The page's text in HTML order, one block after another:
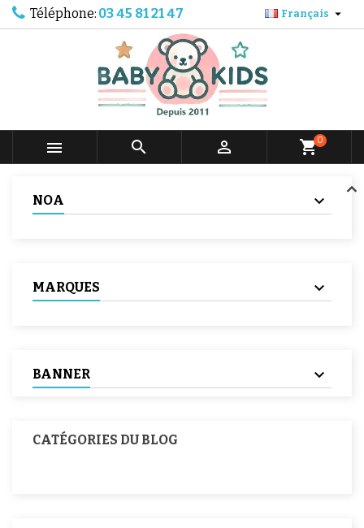
Téléphone: 03 45 81 21 47 Français 
   shopping_cart0
NOA
MARQUES
BANNER
CATÉGORIES DU BLOG